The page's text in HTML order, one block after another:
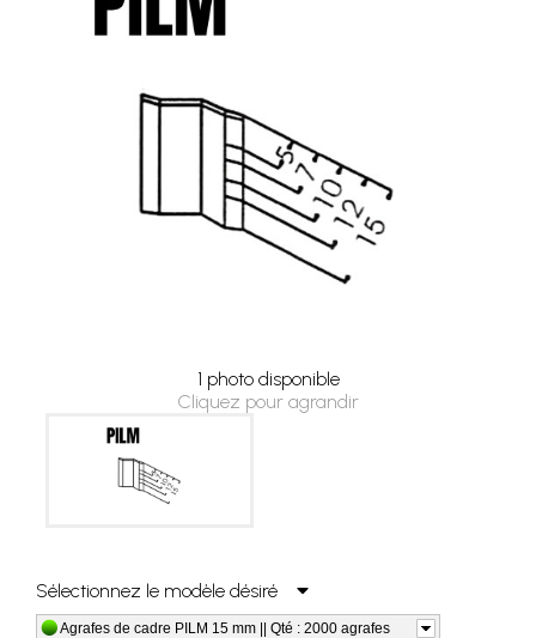
1 photo disponible
Cliquez pour agrandir
Sélectionnez le modèle désiré
Agrafes de cadre PILM 15 mm || Qté : 2000 agrafes